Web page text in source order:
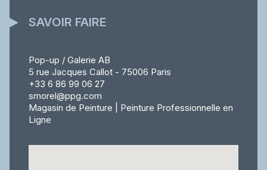
SAVOIR FAIRE
Pop-up / Galerie AB
5 rue Jacques Callot - 75006 Paris
+33 6 86 99 06 27
smorel@ppg.com
Magasin de Peinture | Peinture Professionnelle en
Ligne